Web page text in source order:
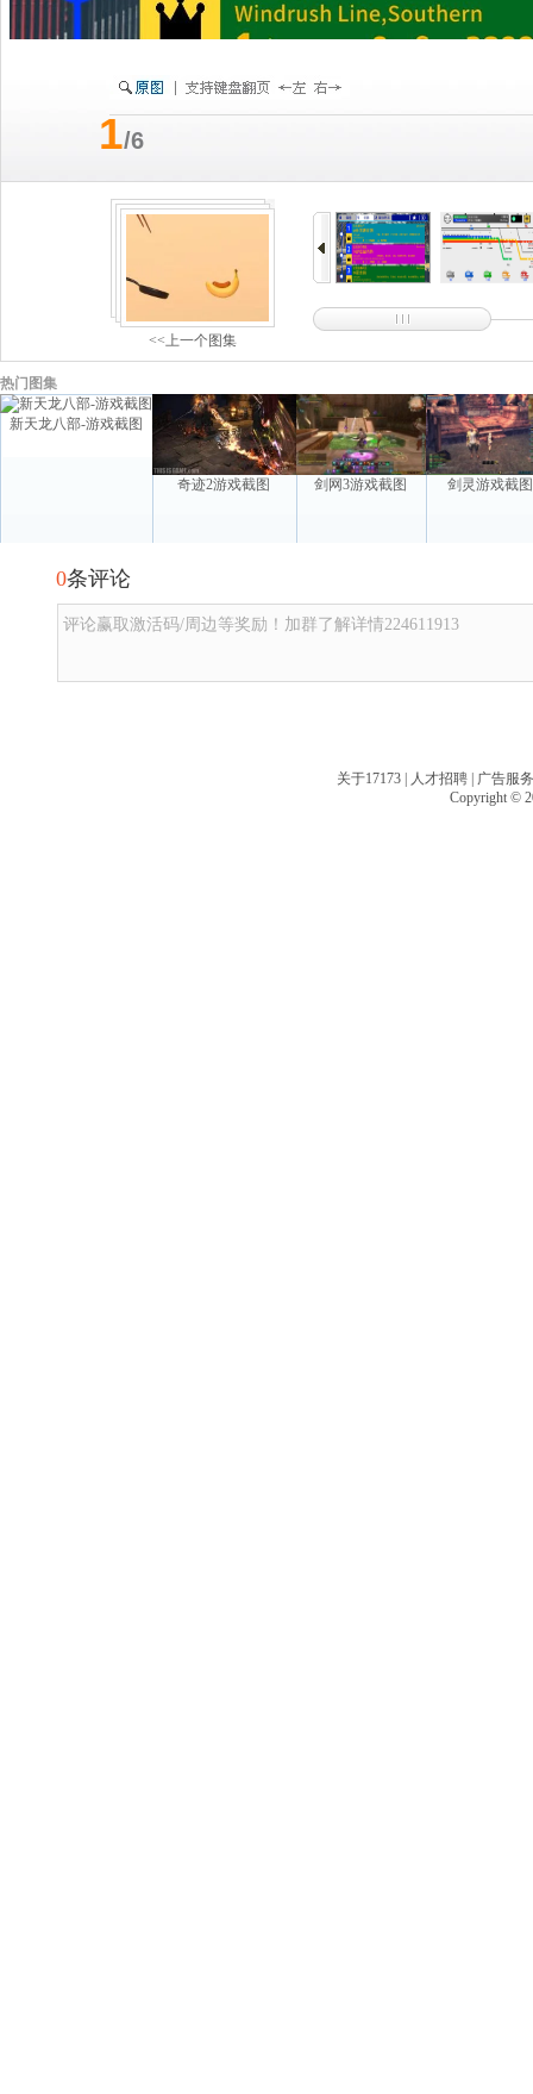
1/6
<<上一个图集
热门图集
新天龙八部-游戏截图
奇迹2游戏截图 剑网3游戏截图 剑灵游戏截图
0条评论
评论赢取激活码/周边等奖励！加群了解详情224611913
关于17173 | 人才招聘 | 广告服务
Copyright ©